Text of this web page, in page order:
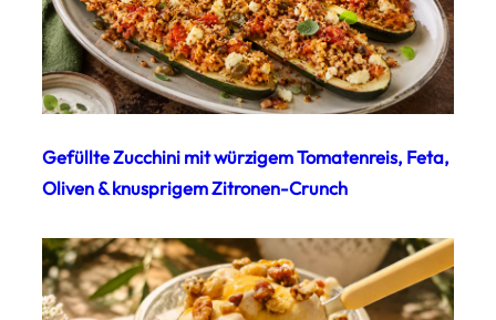
Gefüllte Zucchini mit würzigem Tomatenreis, Feta,
Oliven & knusprigem Zitronen-Crunch